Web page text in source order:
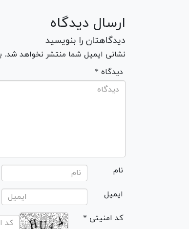
ارسال دیدگاه
دیدگاهتان را بنویسید
نشانی ایمیل شما منتشر نخواهد
* دیدگاه
نام
ایمیل
* کد امنیتی